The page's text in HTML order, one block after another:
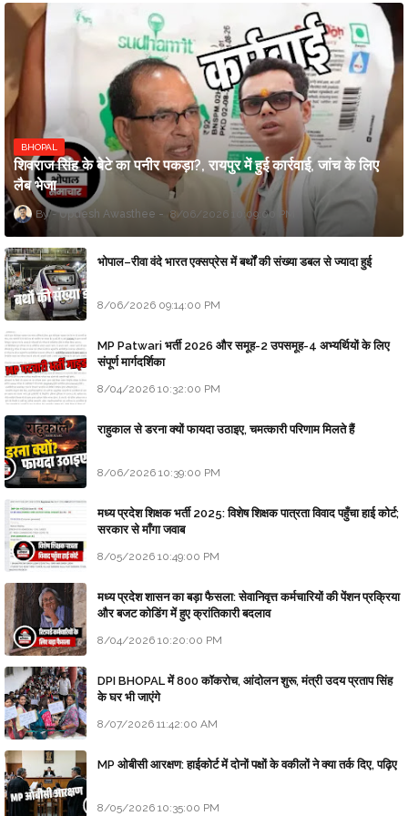
BHOPAL
शिवराज सिंह के बेटे का पनीर पकड़ा?, रायपुर में हुई कार्रवाई, जांच के लिए
लैब भेजा
Updesh Awasthee 8/06/2026 10:09:00 PM
भोपाल–रीवा वंदे भारत एक्सप्रेस में बर्थों की संख्या डबल से ज्यादा हुई
8/06/2026 09:14:00 PM
MP Patwari भर्ती 2026 और समूह-2 उपसमूह-4 अभ्यर्थियों के लिए
संपूर्ण मार्गदर्शिका
8/04/2026 10:32:00 PM
राहुकाल से डरना क्यों फायदा उठाइए, चमत्कारी परिणाम मिलते हैं
8/06/2026 10:39:00 PM
मध्य प्रदेश शिक्षक भर्ती 2025: विशेष शिक्षक पात्रता विवाद पहुँचा हाई कोर्ट;
सरकार से माँगा जवाब
8/05/2026 10:49:00 PM
मध्य प्रदेश शासन का बड़ा फैसला: सेवानिवृत्त कर्मचारियों की पेंशन प्रक्रिया
और बजट कोडिंग में हुए क्रांतिकारी बदलाव
8/04/2026 10:20:00 PM
DPI BHOPAL में 800 कॉकरोच, आंदोलन शुरू, मंत्री उदय प्रताप सिंह
के घर भी जाएंगे
8/07/2026 11:42:00 AM
MP ओबीसी आरक्षण: हाईकोर्ट में दोनों पक्षों के वकीलों ने क्या तर्क दिए, पढ़िए
8/05/2026 10:35:00 PM